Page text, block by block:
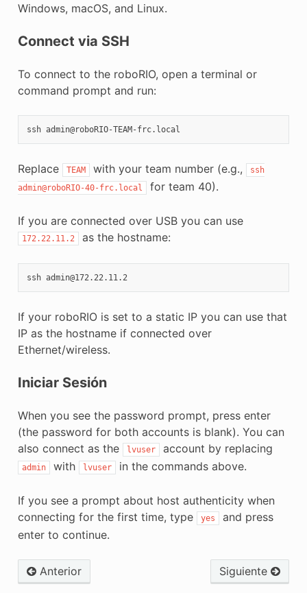
Windows, macOS, and Linux.
Connect via SSH
To connect to the roboRIO, open a terminal or
command prompt and run:
ssh
Replace TEAM with your team number (e.g.,
ssh
admin@roboRIO-40-frc.local
for team 40).
If you are connected over USB you can use
172.22.11.2 as the hostname:
ssh admin@172.22.11.2
If your roboRIO is set to a static IP you can use that
IP as the hostname if connected over
Ethernet/wireless.
Iniciar Sesión
When you see the password prompt, press enter
(the password for both accounts is blank). You can
also connect as the
lvuser account by replacing
admin with lvuser in the commands above.
If you see a prompt about host authenticity when
connecting for the first time, type
yes
and press
enter to continue.
Anterior Siguiente